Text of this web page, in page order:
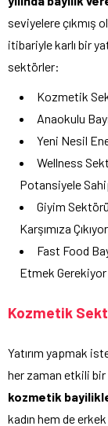
seviyelere çıkmış
itibariyle karlı bir
sektörler:
Kozmetik
Anaokulu
Yeni Nesil
Wellness
Potansiyele
Giyim
Karşımıza Çıkıyor
Fast Food
Etmek Gerekiyor
Kozmetik
Yatırım yapmak
her zaman etkili bir
kozmetik
kadın hem de